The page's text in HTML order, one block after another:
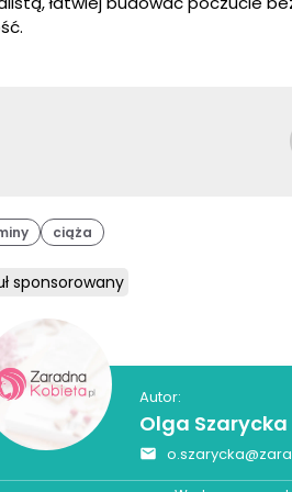
ciąża
sponsorowany
Autor:
Olga Szarycka